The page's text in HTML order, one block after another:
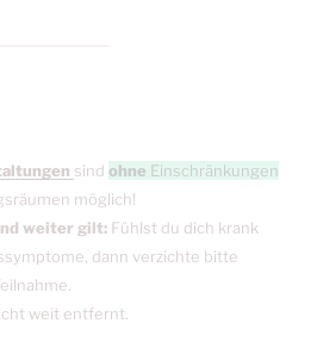
sind ohne Einschränkungen
möglich!
weiter gilt: Fühlst du dich krank
dann verzichte bitte
weit entfernt.